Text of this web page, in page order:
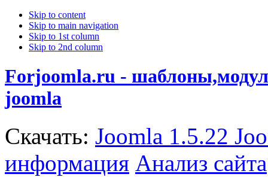
Skip to content
Skip to main navigation
Skip to 1st column
Skip to 2nd column
Forjoomla.ru -
joomla
Скачать: Joomla 1.5.22
информация Анализ сайта